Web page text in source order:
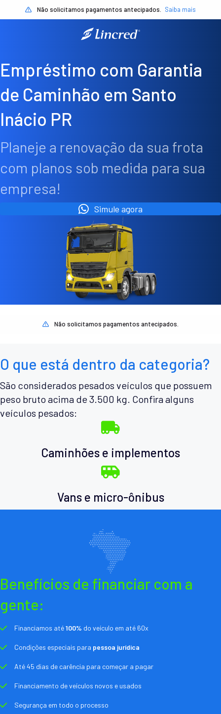
Não solicitamos pagamentos antecipados. Saiba mais
Empréstimo com Garantia
de Caminhão em Santo
Inácio PR
Planeje a renovação da sua frota
com planos sob medida para sua
empresa!
Simule agora
Não solicitamos pagamentos antecipados.
O que está dentro da categoria?
São considerados pesados veículos que possuem
peso bruto acima de 3.500 kg. Confira alguns
veículos pesados:
Caminhões e implementos
Vans e micro-ônibus
Benefícios de financiar com a
gente:
Financiamos até100% do veículo em até 60x
Condições especiais para pessoa jurídica
Até 45 dias de carência para começar a pagar
Financiamento de veículos novos e usados
Segurança em todo o processo